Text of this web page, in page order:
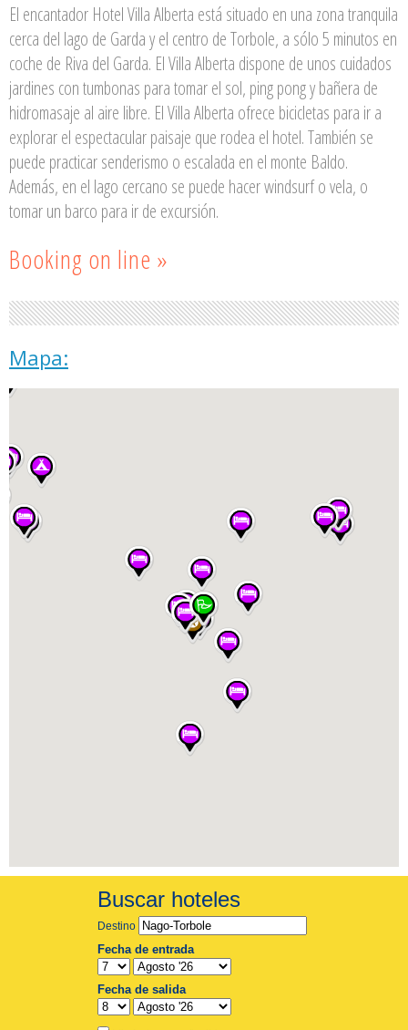
El encantador Hotel Villa Alberta está situado en una zona tranquila
cerca del lago de Garda y el centro de Torbole, a sólo 5 minutos en
coche de Riva del Garda. El Villa Alberta dispone de unos cuidados
jardines con tumbonas para tomar el sol, ping pong y bañera de
hidromasaje al aire libre. El Villa Alberta ofrece bicicletas para ir a
explorar el espectacular paisaje que rodea el hotel. También se
puede practicar senderismo o escalada en el monte Baldo.
Además, en el lago cercano se puede hacer windsurf o vela, o
tomar un barco para ir de excursión.
Booking on line »
Mapa: